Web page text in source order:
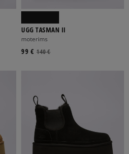
UGG TASMAN II
moterims
140 €
99 €